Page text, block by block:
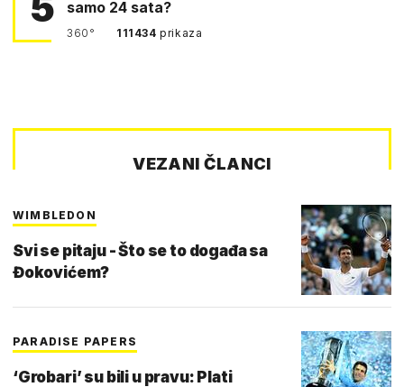
samo 24 sata?
360° 111434prikaza
VEZANI ČLANCI
WIMBLEDON
Svi se pitaju - Što se to događa sa
Đokovićem?
PARADISE PAPERS
‘Grobari’ su bili u pravu: Plati